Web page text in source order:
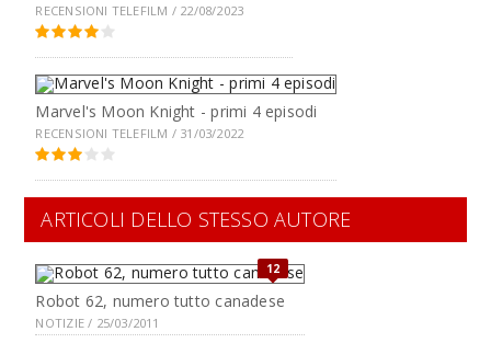
RECENSIONI TELEFILM / 22/08/2023
Marvel's Moon Knight - primi 4 episodi
RECENSIONI TELEFILM / 31/03/2022
ARTICOLI DELLO STESSO AUTORE
12
Robot 62, numero tutto canadese
NOTIZIE / 25/03/2011